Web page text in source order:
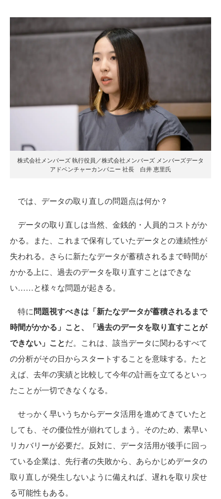
株式会社メンバーズ 執行役員／株式会社メンバーズ メンバーズデータ
アドベンチャーカンパニー 社長 白井 恵里氏
では、データの取り直しの問題点は何か？
データの取り直しは当然、金銭的・人員的コストがか
かる。また、これまで保有していたデータとの連続性が
失われる。さらに新たなデータが蓄積されるまで時間が
かかる上に、過去のデータを取り直すことはできな
い……と様々な問題が起きる。
特に問題視すべきは「新たなデータが蓄積されるまで
時間がかかる」こと、「過去のデータを取り直すことが
できない」ことだ。これは、該当データに関わるすべて
の分析がその日からスタートすることを意味する。たと
えば、去年の実績と比較して今年の計画を立てるといっ
たことが一切できなくなる。
せっかく早いうちからデータ活用を進めてきていたと
しても、その優位性が崩れてしまう。そのため、素早い
リカバリーが必要だ。反対に、データ活用が後手に回っ
ている企業は、先行者の失敗から、あらかじめデータの
取り直しが発生しないように備えれば、遅れを取り戻せ
る可能性もある。